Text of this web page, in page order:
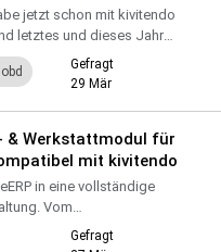
jetzt schon mit kivitendo
letztes und dieses Jahr
Gerade eben erst habe ic...
Gefragt
29 Mär
& Werkstattmodul für
mit kivitendo
in eine vollständige
Vom
gestützte Arbeitsplanung
Gefragt